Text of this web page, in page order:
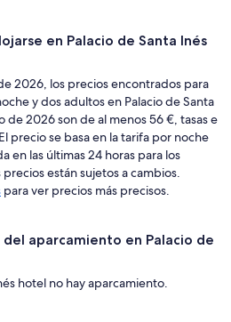
en Palacio de Santa Inés
2026, los precios encontrados para
y dos adultos en Palacio de Santa
de 2026 son de al menos 56 €, tasas e
precio se basa en la tarifa por noche
en las últimas 24 horas para los
están sujetos a cambios.
para ver precios más precisos.
del aparcamiento en Palacio de
hotel no hay aparcamiento.